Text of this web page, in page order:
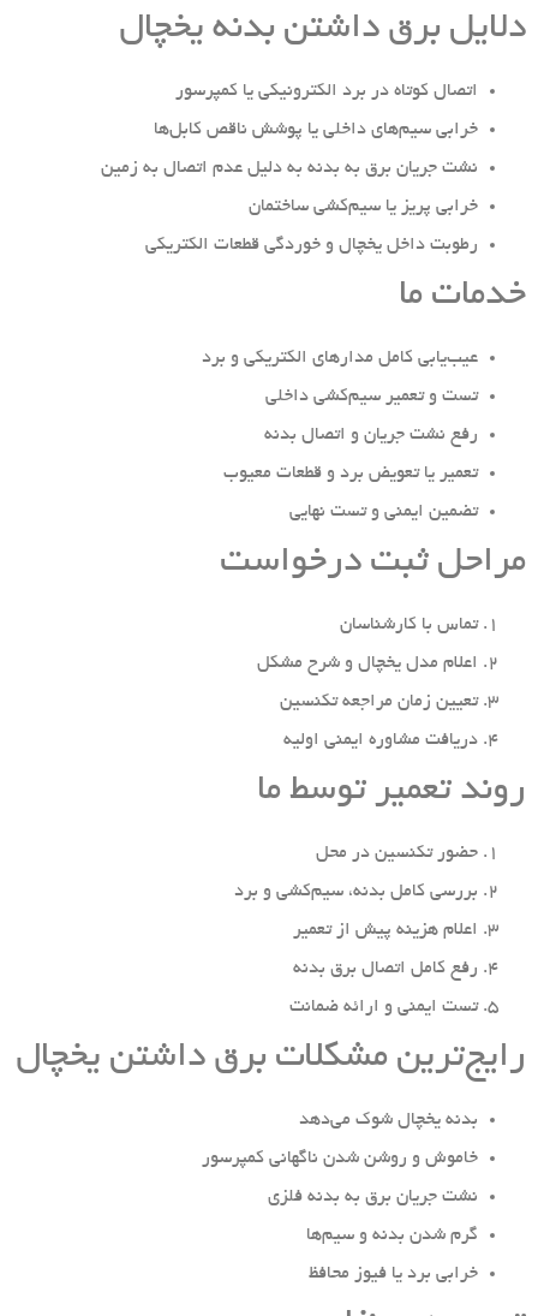
دلایل برق داشتن بدنه یخچال
اتصال کوتاه در برد الکترونیکی یا کمپرسور
خرابی سیم‌های داخلی یا پوشش ناقص کابل‌ها
نشت جریان برق به بدنه به دلیل عدم اتصال به زمین
خرابی پریز یا سیم‌کشی ساختمان
رطوبت داخل یخچال و خوردگی قطعات الکتریکی
خدمات ما
عیب‌یابی کامل مدارهای الکتریکی و برد
تست و تعمیر سیم‌کشی داخلی
رفع نشت جریان و اتصال بدنه
تعمیر یا تعویض برد و قطعات معیوب
تضمین ایمنی و تست نهایی
مراحل ثبت درخواست
تماس با کارشناسان
اعلام مدل یخچال و شرح مشکل
تعیین زمان مراجعه تکنسین
دریافت مشاوره ایمنی اولیه
روند تعمیر توسط ما
حضور تکنسین در محل
بررسی کامل بدنه، سیم‌کشی و برد
اعلام هزینه پیش از تعمیر
رفع کامل اتصال برق بدنه
تست ایمنی و ارائه ضمانت
رایج‌ترین مشکلات برق داشتن یخچال
بدنه یخچال شوک می‌دهد
خاموش و روشن شدن ناگهانی کمپرسور
نشت جریان برق به بدنه فلزی
گرم شدن بدنه و سیم‌ها
خرابی برد یا فیوز محافظ